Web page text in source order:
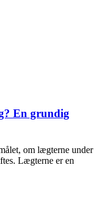
En grundig
om lægterne under
Lægterne er en